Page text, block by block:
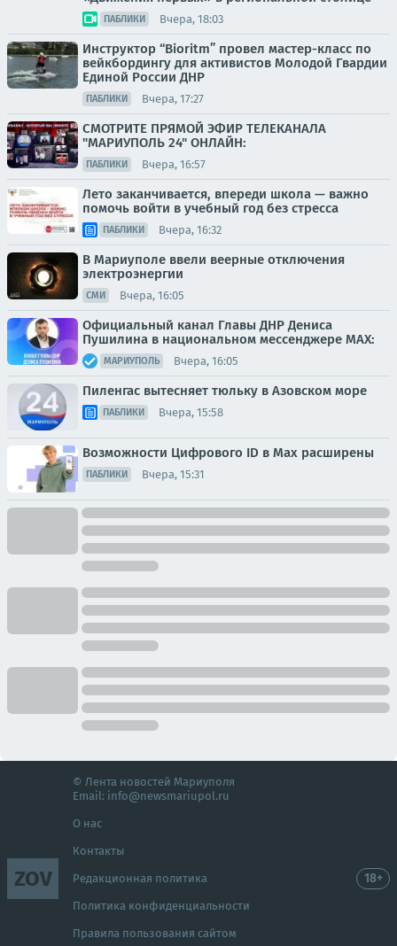
ПАБЛИКИ Вчера, 18:03
Инструктор “Bioritm” провел мастер-класс по
вейкбордингу для активистов Молодой Гвардии
Единой России ДНР
ПАБЛИКИ Вчера, 17:27
СМОТРИТЕ ПРЯМОЙ ЭФИР ТЕЛЕКАНАЛА
"МАРИУПОЛЬ 24" ОНЛАЙН:
ПАБЛИКИ Вчера, 16:57
Лето заканчивается, впереди школа — важно
помочь войти в учебный год без стресса
ПАБЛИКИ Вчера, 16:32
В Мариуполе ввели веерные отключения
электроэнергии
СМИ Вчера, 16:05
Официальный канал Главы ДНР Дениса
Пушилина в национальном мессенджере MAX:
МАРИУПОЛЬ Вчера, 16:05
Пиленгас вытесняет тюльку в Азовском море
ПАБЛИКИ Вчера, 15:58
Возможности Цифрового ID в Мах расширены
ПАБЛИКИ Вчера, 15:31
ZOV
© Лента новостей Мариуполя
Email: info@newsmariupol.ru
О нас
Контакты
Редакционная политика
Политика конфиденциальности
Правила пользования сайтом
18+